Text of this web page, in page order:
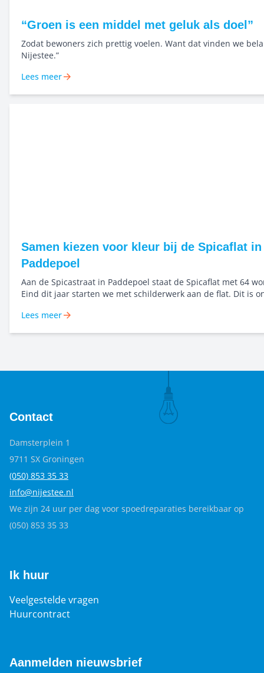
“Groen is een middel met geluk als doel”
Zodat bewoners zich prettig voelen. Want dat vinden we
Nijestee.”
Lees meer
Samen kiezen voor kleur bij de Spicaflat in
Paddepoel
Aan de Spicastraat in Paddepoel staat de Spicaflat met 64
Eind dit jaar starten we met schilderwerk aan de flat. Dit is
werken we vanaf het begin samen met kleuranalist
Lees meer
Contact
Damsterplein 1
9711 SX Groningen
(050) 853 35 33
info@nijestee.nl
We zijn 24 uur per dag voor spoedreparaties bereikbaar op
(050) 853 35 33
Ik huur
Veelgestelde vragen
Huurcontract
Aanmelden nieuwsbrief